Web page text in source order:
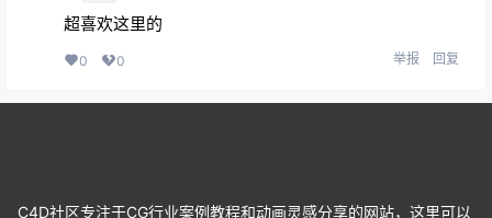
超喜欢这里的
0 0 举报 回复
C4D社区专注于CG行业案例教程和动画灵感分享的网站，这里可以